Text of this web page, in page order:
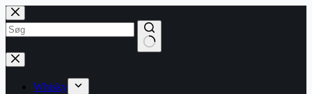
Fortsæt
til
indhold
Ingen
resultater
Whisky